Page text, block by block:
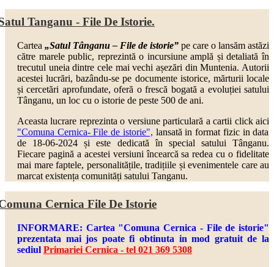
Tanganu - File De Istorie.
Cartea „Satul Tânganu – File de istorie” pe care o lansăm astăzi
către marele public, reprezintă o incursiune amplă și detaliată în
trecutul uneia dintre cele mai vechi așezări din Muntenia. Autorii
acestei lucrări, bazându-se pe documente istorice, mărturii locale
și cercetări aprofundate, oferă o frescă bogată a evoluției satului
Tânganu, un loc cu o istorie de peste 500 de ani.
Aceasta lucrare reprezinta o versiune particulară a cartii click aici
"Comuna Cernica- File de istorie", lansată in format fizic in data
de 18-06-2024 și este dedicată în special satului Tânganu.
Fiecare pagină a acestei versiuni încearcă sa redea cu o fidelitate
mai mare faptele, personalitățile, tradițiile și evenimentele care au
marcat existența comunități satului Tanganu.
Cernica File De Istorie
INFORMARE: Cartea "Comuna Cernica - File de istorie"
prezentata mai jos poate fi obtinuta in mod gratuit de la
sediul Primariei Cernica - tel 021 369 5308